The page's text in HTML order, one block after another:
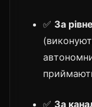
✅ За
✅ За